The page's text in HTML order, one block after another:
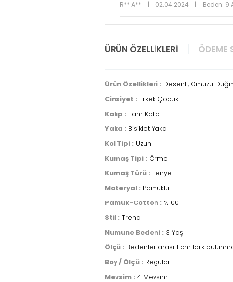
R** A** | 02.04.2024 | Beden: 9
ÜRÜN ÖZELLIKLERI ÖDEME
Ürün Özellikleri : Desenli, Omuzu
Cinsiyet : Erkek Çocuk
Kalıp : Tam Kalıp
Yaka : Bisiklet Yaka
Kol Tipi : Uzun
Kumaş Tipi : Örme
Kumaş Türü : Penye
Materyal : Pamuklu
Pamuk-Cotton : %100
Stil : Trend
Numune Bedeni : 3 Yaş
Ölçü : Bedenler arası 1 cm fark
Boy / Ölçü : Regular
Mevsim : 4 Mevsim